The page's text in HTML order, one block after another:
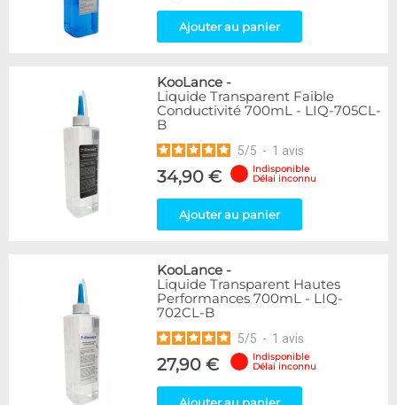
Ajouter au panier
KooLance -
Liquide Transparent Faible
Conductivité 700mL - LIQ-705CL-
B
5/5 - 1 avis
34,90 €
Indisponible
Délai inconnu
Ajouter au panier
KooLance -
Liquide Transparent Hautes
Performances 700mL - LIQ-
702CL-B
5/5 - 1 avis
27,90 €
Indisponible
Délai inconnu